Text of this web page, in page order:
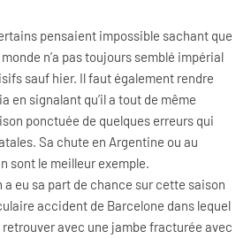
pensaient impossible sachant que
n’a pas toujours semblé impérial
sauf hier. Il faut également rendre
en signalant qu’il a tout de même
ponctuée de quelques erreurs qui
Sa chute en Argentine ou au
sont le meilleur exemple.
a eu sa part de chance sur cette saison
accident de Barcelone dans lequel
avec une jambe fracturée avec